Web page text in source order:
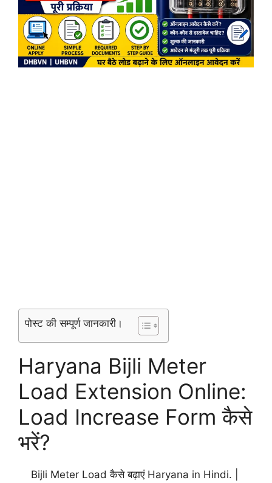
पोस्ट की सम्पूर्ण जानकारी।
Haryana Bijli Meter
Load Extension Online:
Load Increase Form कैसे
भरें?
Bijli Meter Load कैसे बढ़ाएं Haryana in Hindi. |